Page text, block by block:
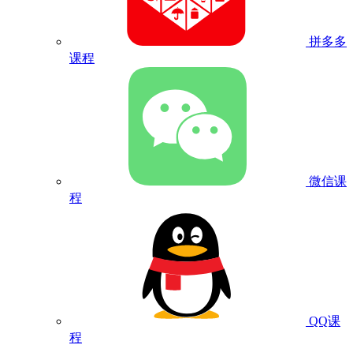
拼多多
课程
微信课
程
QQ课
程